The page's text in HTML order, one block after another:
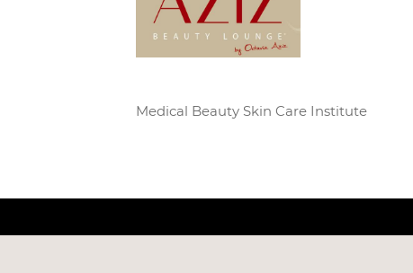
Medical Beauty Skin Care Institute